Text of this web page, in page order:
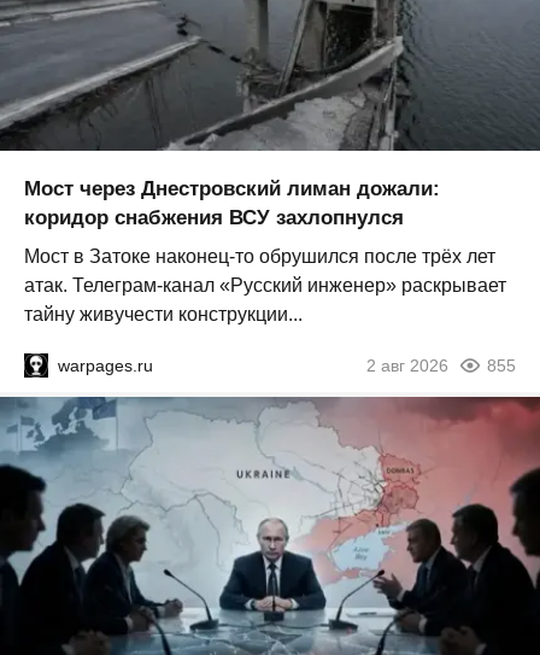
Мост через Днестровский лиман дожали:
коридор снабжения ВСУ захлопнулся
Мост в Затоке наконец-то обрушился после трёх лет
атак. Телеграм-канал «Русский инженер» раскрывает
тайну живучести конструкции...
warpages.ru 2 авг 2026 855